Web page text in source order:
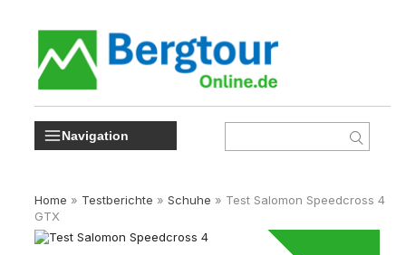
Navigation
Home » Testberichte » Schuhe » Test Salomon Speedcross 4
GTX